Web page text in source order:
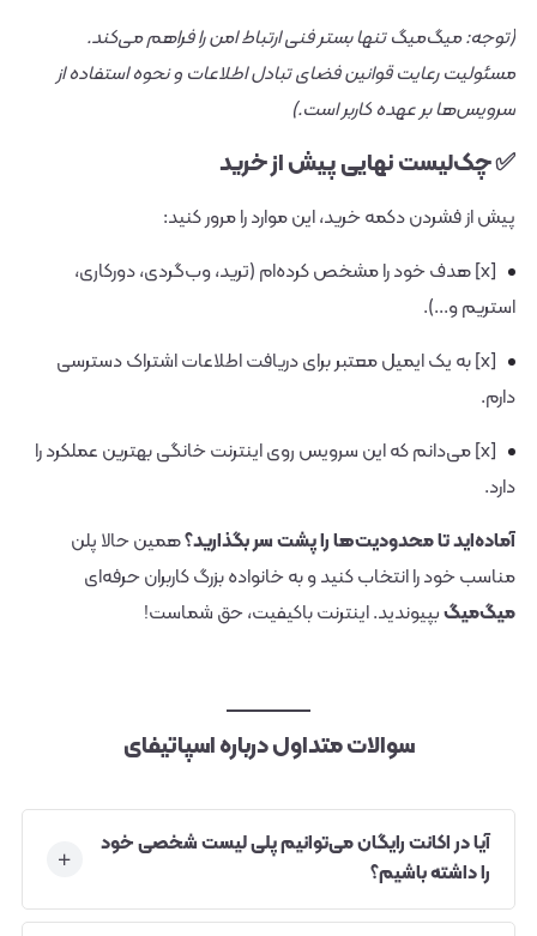
(توجه: میگ‌میگ تنها بستر فنی ارتباط امن را فراهم می‌کند.
مسئولیت رعایت قوانین فضای تبادل اطلاعات و نحوه استفاده از
سرویس‌ها بر عهده کاربر است.)
✅ چک‌لیست نهایی پیش از خرید
پیش از فشردن دکمه خرید، این موارد را مرور کنید:
[x] هدف خود را مشخص کرده‌ام (ترید، وب‌گردی، دورکاری،
استریم و...).
[x] به یک ایمیل معتبر برای دریافت اطلاعات اشتراک دسترسی
دارم.
[x] می‌دانم که این سرویس روی اینترنت خانگی بهترین عملکرد را
دارد.
آماده‌اید تا محدودیت‌ها را پشت سر بگذارید؟همین حالا پلن
مناسب خود را انتخاب کنید و به خانواده بزرگ کاربران حرفه‌ای
میگ‌میگبپیوندید. اینترنت باکیفیت، حق شماست!
سوالات متداول درباره اسپاتیفای
آیا در اکانت رایگان می‌توانیم پلی لیست شخصی خود
را داشته باشیم؟